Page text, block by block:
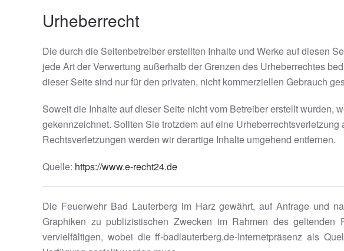
Urheberrecht
Die durch die Seitenbetreiber erstellten Inhalte und Werke auf diesen
jede Art der Verwertung außerhalb der Grenzen des Urheberrechtes
dieser Seite sind nur für den privaten, nicht kommerziellen Gebrauch
Soweit die Inhalte auf dieser Seite nicht vom Betreiber erstellt wurden,
gekennzeichnet. Sollten Sie trotzdem auf eine
Rechtsverletzungen werden wir derartige Inhalte umgehend entfernen.
Quelle: https://www.e-recht24.de
Die Feuerwehr Bad Lauterberg im Harz gewährt, auf Anfrage und
Graphiken zu publizistischen Zwecken im Rahmen des
vervielfältigen, wobei die ff-badlauterberg.de-Internetpräsenz als